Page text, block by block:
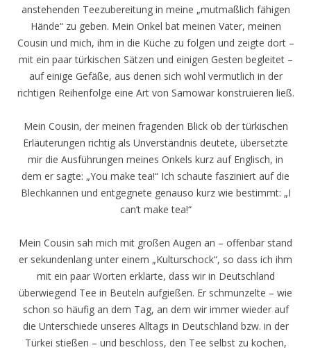
anstehenden Teezubereitung in meine „mutmaßlich fähigen
Hände“ zu geben. Mein Onkel bat meinen Vater, meinen
Cousin und mich, ihm in die Küche zu folgen und zeigte dort –
mit ein paar türkischen Sätzen und einigen Gesten begleitet –
auf einige Gefäße, aus denen sich wohl vermutlich in der
richtigen Reihenfolge eine Art von Samowar konstruieren ließ.
Mein Cousin, der meinen fragenden Blick ob der türkischen
Erläuterungen richtig als Unverständnis deutete, übersetzte
mir die Ausführungen meines Onkels kurz auf Englisch, in
dem er sagte: „You make tea!“ Ich schaute fasziniert auf die
Blechkannen und entgegnete genauso kurz wie bestimmt: „I
can’t make tea!“
Mein Cousin sah mich mit großen Augen an – offenbar stand
er sekundenlang unter einem „Kulturschock“, so dass ich ihm
mit ein paar Worten erklärte, dass wir in Deutschland
überwiegend Tee in Beuteln aufgießen. Er schmunzelte – wie
schon so häufig an dem Tag, an dem wir immer wieder auf
die Unterschiede unseres Alltags in Deutschland bzw. in der
Türkei stießen – und beschloss, den Tee selbst zu kochen,